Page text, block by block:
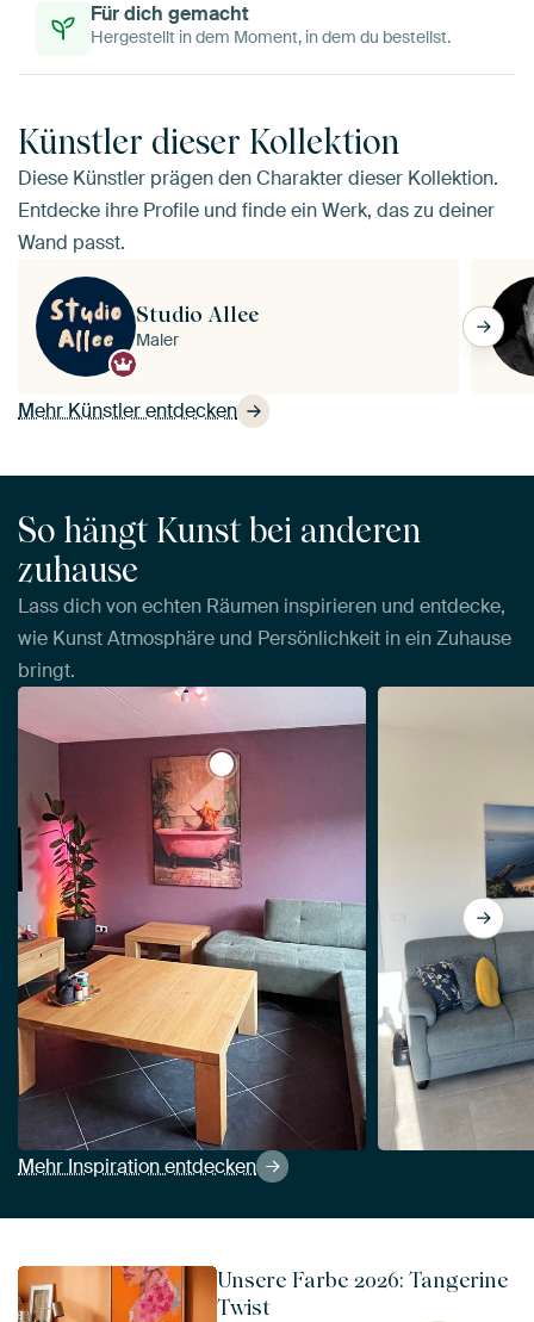
Für dich gemacht
Hergestellt in dem Moment, in dem du bestellst.
Künstler dieser Kollektion
Diese Künstler prägen den Charakter dieser Kollektion.
Entdecke ihre Profile und finde ein Werk, das zu deiner
Wand passt.
Mehr Künstler entdecken
Studio Allee
Maler
So hängt Kunst bei anderen
zuhause
Lass dich von echten Räumen inspirieren und entdecke,
wie Kunst Atmosphäre und Persönlichkeit in ein Zuhause
bringt.
Mehr Inspiration entdecken
View Schottischer Highlander in
Unsere Farbe 2026: Tangerine
Twist